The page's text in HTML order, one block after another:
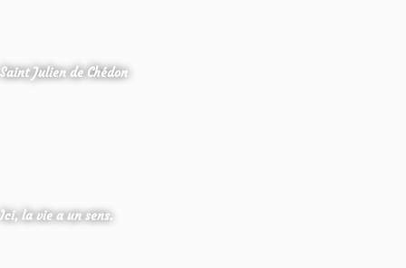
Saint Julien de Chédon
Ici, la vie a un sens.